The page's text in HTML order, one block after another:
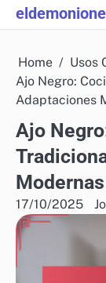
Skip
to
Home
Usos
Ajo Negro:
Adaptaciones
Ajo
Modernas
17/10/2025